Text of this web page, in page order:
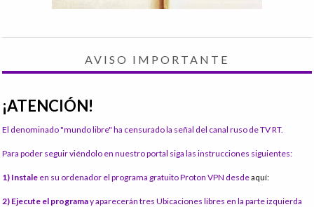
AVISO IMPORTANTE
¡ATENCIÓN!
El denominado "mundo libre" ha censurado la señal del canal ruso de TV RT.
Para poder seguir viéndolo en nuestro portal siga las instrucciones siguientes:
1) Instale en su ordenador el programa gratuito Proton VPN desdeaquí:
2) Ejecute el programay aparecerán tres Ubicaciones libres en la parte izquierda